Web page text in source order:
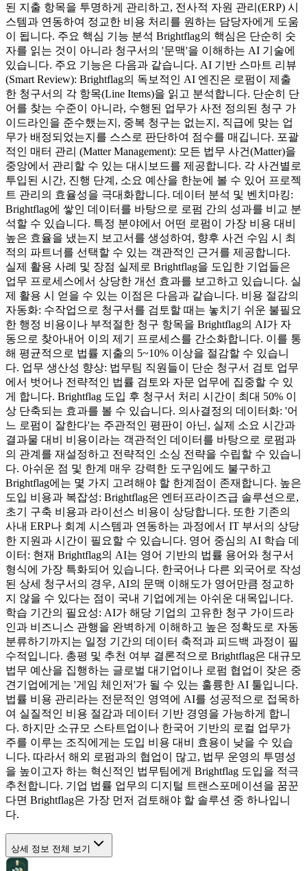
된 지출 항목을 투명하게 관리하고, 전사적 자원 관리(ERP) 시
스템과 연동하여 정교한 비용 처리를 원하는 담당자에게 도움
이 됩니다. 주요 핵심 기능 분석 Brightflag의 핵심은 단순히 숫
자를 읽는 것이 아니라 청구서의 '문맥'을 이해하는 AI 기술에
있습니다. 주요 기능은 다음과 같습니다. AI 기반 스마트 리뷰
(Smart Review): Brightflag의 독보적인 AI 엔진은 로펌이 제출
한 청구서의 각 항목(Line Items)을 읽고 분석합니다. 단순히 단
어를 찾는 수준이 아니라, 수행된 업무가 사전 정의된 청구 가
이드라인을 준수했는지, 중복 청구는 없는지, 직급에 맞는 업
무가 배정되었는지를 스스로 판단하여 점수를 매깁니다. 포괄
적인 매터 관리 (Matter Management): 모든 법무 사건(Matter)을
중앙에서 관리할 수 있는 대시보드를 제공합니다. 각 사건별로
투입된 시간, 진행 단계, 소요 예산을 한눈에 볼 수 있어 프로젝
트 관리의 효율성을 극대화합니다. 데이터 분석 및 벤치마킹:
Brightflag에 쌓인 데이터를 바탕으로 로펌 간의 성과를 비교 분
석할 수 있습니다. 특정 분야에서 어떤 로펌이 가장 비용 대비
높은 효율을 냈는지 보고서를 생성하여, 향후 사건 수임 시 최
적의 파트너를 선택할 수 있는 객관적인 근거를 제공합니다.
실제 활용 사례 및 장점 실제로 Brightflag을 도입한 기업들은
업무 프로세스에서 상당한 개선 효과를 보고하고 있습니다. 실
제 활용 시 얻을 수 있는 이점은 다음과 같습니다. 비용 절감의
자동화: 수작업으로 청구서를 검토할 때는 놓치기 쉬운 불필요
한 행정 비용이나 부적절한 청구 항목을 Brightflag의 AI가 자
동으로 찾아내어 이의 제기 프로세스를 간소화합니다. 이를 통
해 평균적으로 법률 지출의 5~10% 이상을 절감할 수 있습니
다. 업무 생산성 향상: 법무팀 직원들이 단순 청구서 검토 업무
에서 벗어나 전략적인 법률 검토와 자문 업무에 집중할 수 있
게 합니다. Brightflag 도입 후 청구서 처리 시간이 최대 50% 이
상 단축되는 효과를 볼 수 있습니다. 의사결정의 데이터화: '어
느 로펌이 잘한다'는 주관적인 평판이 아닌, 실제 소요 시간과
결과물 대비 비용이라는 객관적인 데이터를 바탕으로 로펌과
의 관계를 재설정하고 전략적인 소싱 전략을 수립할 수 있습니
다. 아쉬운 점 및 한계 매우 강력한 도구임에도 불구하고
Brightflag에는 몇 가지 고려해야 할 한계점이 존재합니다. 높은
도입 비용과 복잡성: Brightflag은 엔터프라이즈급 솔루션으로,
초기 구축 비용과 라이선스 비용이 상당합니다. 또한 기존의
사내 ERP나 회계 시스템과 연동하는 과정에서 IT 부서의 상당
한 지원과 시간이 필요할 수 있습니다. 영어 중심의 AI 학습 데
이터: 현재 Brightflag의 AI는 영어 기반의 법률 용어와 청구서
형식에 가장 특화되어 있습니다. 한국어나 다른 외국어로 작성
된 상세 청구서의 경우, AI의 문맥 이해도가 영어만큼 정교하
지 않을 수 있다는 점이 국내 기업에게는 아쉬운 대목입니다.
학습 기간의 필요성: AI가 해당 기업의 고유한 청구 가이드라
인과 비즈니스 관행을 완벽하게 이해하고 높은 정확도로 자동
분류하기까지는 일정 기간의 데이터 축적과 피드백 과정이 필
수적입니다. 총평 및 추천 여부 결론적으로 Brightflag은 대규모
법무 예산을 집행하는 글로벌 대기업이나 로펌 협업이 잦은 중
견기업에게는 '게임 체인저'가 될 수 있는 훌륭한 AI 툴입니다.
법률 비용 관리라는 전문적인 영역에 AI를 성공적으로 접목하
여 실질적인 비용 절감과 데이터 기반 경영을 가능하게 합니
다. 하지만 소규모 스타트업이나 한국어 기반의 로컬 업무가
주를 이루는 조직에게는 도입 비용 대비 효용이 낮을 수 있습
니다. 따라서 해외 로펌과의 협업이 많고, 법무 운영의 투명성
을 높이고자 하는 혁신적인 법무팀에게 Brightflag 도입을 적극
추천합니다. 기업 법률 업무의 디지털 트랜스포메이션을 꿈꾼
다면 Brightflag은 가장 먼저 검토해야 할 솔루션 중 하나입니
다.
상세 정보 전체 보기